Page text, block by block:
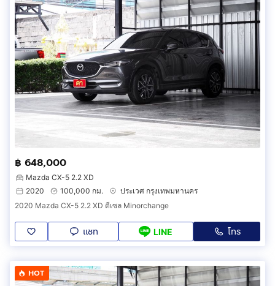
฿ 648,000
Mazda CX-5 2.2 XD
2020
100,000 กม.
ประเวศ กรุงเทพมหานคร
2020 Mazda CX-5 2.2 XD ดีเซล Minorchange
แชท LINE โทร
HOT